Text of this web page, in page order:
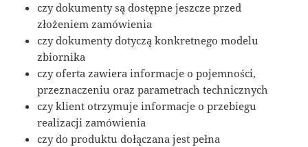
czy dokumenty są dostępne jeszcze przed
złożeniem zamówienia
czy dokumenty dotyczą konkretnego modelu
zbiornika
czy oferta zawiera informacje o pojemności,
przeznaczeniu oraz parametrach technicznych
czy klient otrzymuje informacje o przebiegu
realizacji zamówienia
czy do produktu dołączana jest pełna